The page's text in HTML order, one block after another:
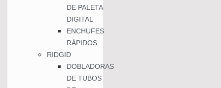
DE PALETA
DIGITAL
ENCHUFES
RÁPIDOS
RIDGID
DOBLADORAS
DE TUBOS